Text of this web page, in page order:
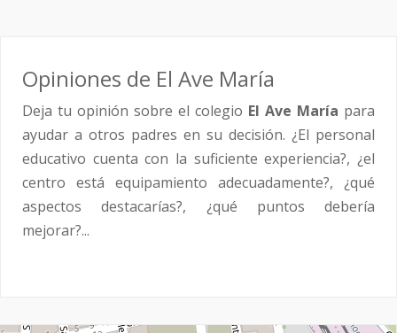
Opiniones de El Ave María
Deja tu opinión sobre el colegio El Ave María para
ayudar a otros padres en su decisión. ¿El personal
educativo cuenta con la suficiente experiencia?, ¿el
centro está equipamiento adecuadamente?, ¿qué
aspectos destacarías?, ¿qué puntos debería
mejorar?...